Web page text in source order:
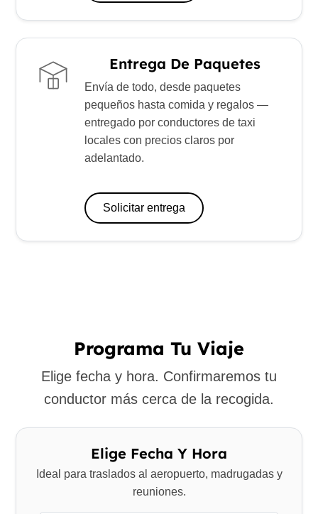
Entrega De Paquetes
Envía de todo, desde paquetes
pequeños hasta comida y regalos —
entregado por conductores de taxi
locales con precios claros por
adelantado.
Solicitar entrega
Programa Tu Viaje
Elige fecha y hora. Confirmaremos tu
conductor más cerca de la recogida.
Elige Fecha Y Hora
Ideal para traslados al aeropuerto, madrugadas y
reuniones.